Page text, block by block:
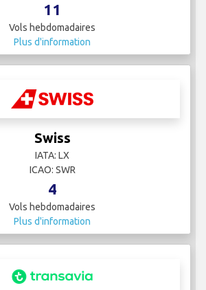
11
Vols hebdomadaires
Plus d'information
Swiss
IATA: LX
ICAO: SWR
4
Vols hebdomadaires
Plus d'information